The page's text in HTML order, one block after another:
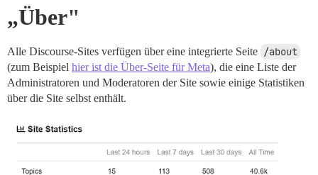
„Über"
Alle Discourse-Sites verfügen über eine integrierte Seite /about
(zum Beispiel hier ist die Über-Seite für Meta), die eine Liste der
Administratoren und Moderatoren der Site sowie einige Statistiken
über die Site selbst enthält.